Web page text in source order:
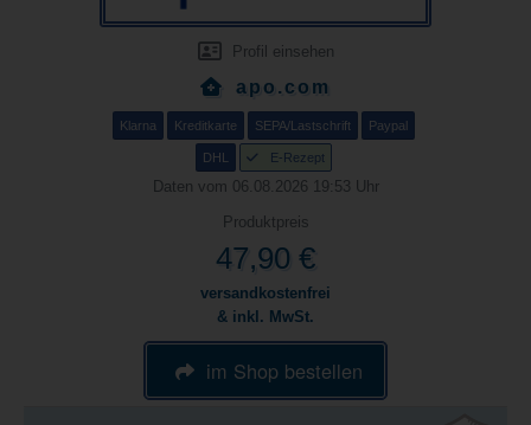
Profil einsehen
apo.com
Klarna Kreditkarte SEPA/Lastschrift Paypal
DHL E-Rezept
Daten vom 06.08.2026 19:53 Uhr
Produktpreis
47,90 €
versandkostenfrei
& inkl. MwSt.
im Shop bestellen